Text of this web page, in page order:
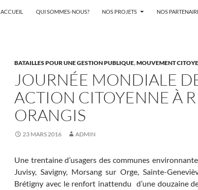
ACCUEIL QUI SOMMES-NOUS? NOS PROJETS NOS
BATAILLES POUR UNE GESTION PUBLIQUE,MOUVEMENT
JOURNÉE MONDIALE
ACTION CITOYENNE À
ORANGIS
23 MARS 2016 ADMIN
Une trentaine d’usagers des communes
Juvisy, Savigny, Morsang sur Orge, Sainte-
Brétigny avec le renfort inattendu d’une douzaine